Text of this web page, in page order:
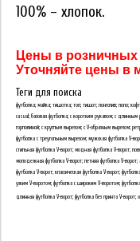
100% – хлопок.
Цены в розничных
Уточняйте цены в
Теги для поиска
футболка; майка; тишотка; топ; тишот; лонгслив; поло;
casual; базовая футболка; с коротким рукавом; с
горловиной; с круглым вырезом; с V-образным вырезом;
футболка с треугольным вырезом; мужская футболка V-
стильная футболка V-ворот; модная футболка V-ворот;
молодежная футболка V-ворот; летняя футболка V-
футболка V-ворот; классическая футболка V-ворот;
узким V-воротом; футболка с широким V-воротом;
длинная футболка V-ворот; футболка без принта V-ворот;